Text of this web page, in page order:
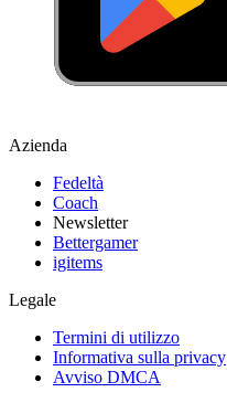
Azienda
Fedeltà
Coach
Newsletter
Bettergamer
igitems
Legale
Termini di utilizzo
Informativa sulla privacy
Avviso DMCA